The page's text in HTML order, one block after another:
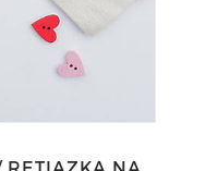
RETIAZKA NA